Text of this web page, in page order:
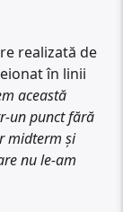
realizată de
în linii
această
un punct fără
midterm și
nu le-am